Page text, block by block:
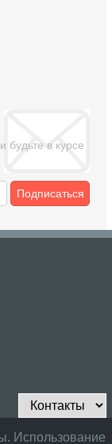
в курсе
Подписаться
Использование